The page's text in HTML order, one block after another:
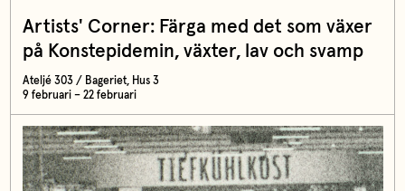
Artists' Corner: Färga med det som växer
på Konstepidemin, växter, lav och svamp
Ateljé 303 / Bageriet, Hus 3
9 februari – 22 februari